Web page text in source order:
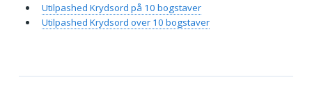
Utilpashed Krydsord på 10 bogstaver
Utilpashed Krydsord over 10 bogstaver